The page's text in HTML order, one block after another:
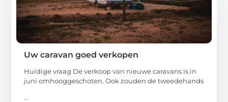
Uw caravan goed verkopen
Huidige vraag De verkoop van nieuwe caravans is in
juni omhooggeschoten. Ook zouden de tweedehands
...